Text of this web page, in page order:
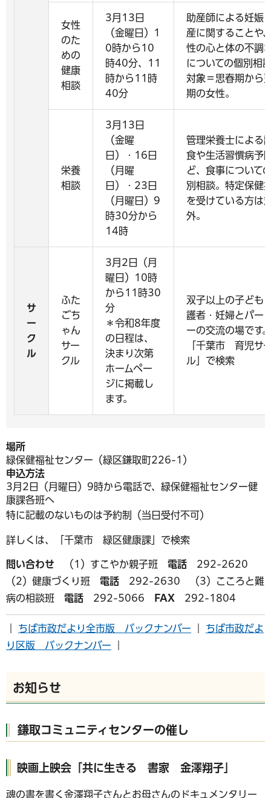
女性
のた
めの
健康
相談
3月13日
（金曜日）1
0時から10
時40分、11
時から11時
40分
助産師による妊娠
産に関することや
性の心と体の不調
についての個別相
対象＝思春期から
期の女性。
栄養
相談
3月13日
（金曜
日）・16日
（月曜
日）・23日
（月曜日）9
時30分から
14時
管理栄養士による
食や生活習慣病予
ど、食事について
別相談。特定保健
を受けている方は
外。
サ
ー
ク
ル
ふた
ごち
ゃん
サー
クル
3月2日（月
曜日）10時
から11時30
分
＊令和8年度
の日程は、
決まり次第
ホームペー
ジに掲載し
ます。
双子以上の子ども
護者・妊婦とパー
ーの交流の場です。
「千葉市 育児サ
ル」で検索
場所
緑保健福祉センター（緑区鎌取町226-1）
申込方法
3月2日（月曜日）9時から電話で、緑保健福祉センター健
康課各班へ
特に記載のないものは予約制（当日受付不可）
詳しくは、「千葉市 緑区健康課」で検索
問い合わせ （1）すこやか親子班 電話 292-2620
（2）健康づくり班 電話 292-2630 （3）こころと難
病の相談班 電話 292-5066 FAX 292-1804
ちば市政だより全市版 バックナンバー
ちば市政だよ
り区版 バックナンバー
お知らせ
鎌取コミュニティセンターの催し
映画上映会「共に生きる 書家 金澤翔子」
魂の書を書く金澤翔子さんとお母さんのドキュメンタリー